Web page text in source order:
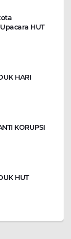
HUT
HARI
KORUPSI
HUT